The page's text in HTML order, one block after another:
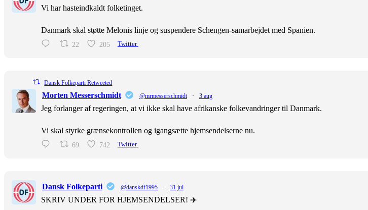
Vi har hasteindkaldt folketinget.
Danmark skal støtte Melonis linje og suspendere Schengen-samarbejdet med Spanien.
22 205 Twitter
Dansk Folkeparti Retweeted
Morten Messerschmidt @mrmesserschmidt · 3 aug
Jeg forlanger af regeringen, at vi ikke skal have afrikanske folkevandringer til Danmark.
Vi skal styrke grænsekontrollen og igangsætte hjemsendelserne nu.
69 742 Twitter
Dansk Folkeparti @danskdf1995 · 31 jul
SKRIV UNDER FOR HJEMSENDELSER! ✈️